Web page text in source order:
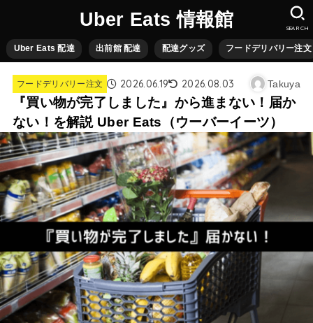
Uber Eats 情報館
Uber Eats 配達 出前館 配達 配達グッズ フードデリバリー注文
SEARCH
フードデリバリー注文 2026.06.19 2026.08.03 Takuya
『買い物が完了しました』から進まない！届か
ない！を解説 Uber Eats（ウーバーイーツ）